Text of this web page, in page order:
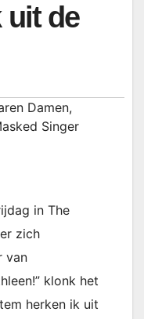
uit de
Damen,
Singer
in The
zich
van
klonk het
herken ik uit